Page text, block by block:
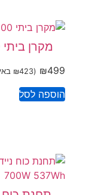
מקרן ביתי Philips NeoPix 100 פיליפס
₪499
(
₪423
הוספה לסל